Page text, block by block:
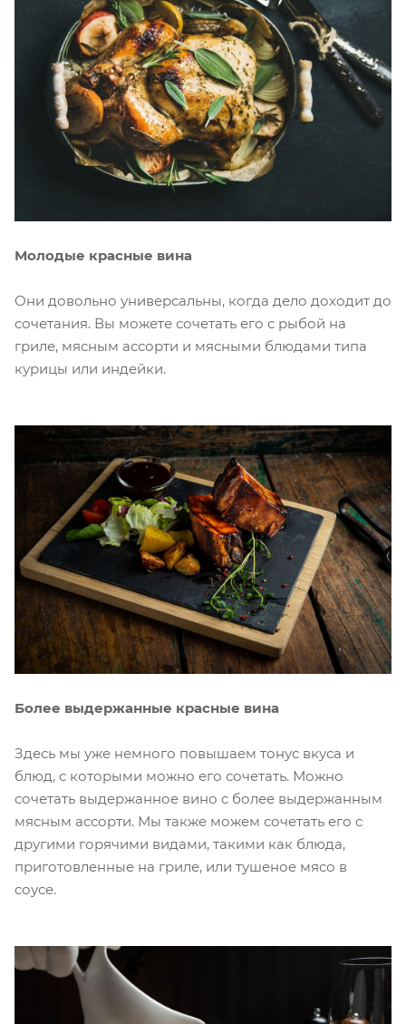
Молодые красные вина
Они довольно универсальны, когда дело доходит до
сочетания. Вы можете сочетать его с рыбой на
гриле, мясным ассорти и мясными блюдами типа
курицы или индейки.
Более выдержанные красные вина
Здесь мы уже немного повышаем тонус вкуса и
блюд, с которыми можно его сочетать. Можно
сочетать выдержанное вино с более выдержанным
мясным ассорти. Мы также можем сочетать его с
другими горячими видами, такими как блюда,
приготовленные на гриле, или тушеное мясо в
соусе.